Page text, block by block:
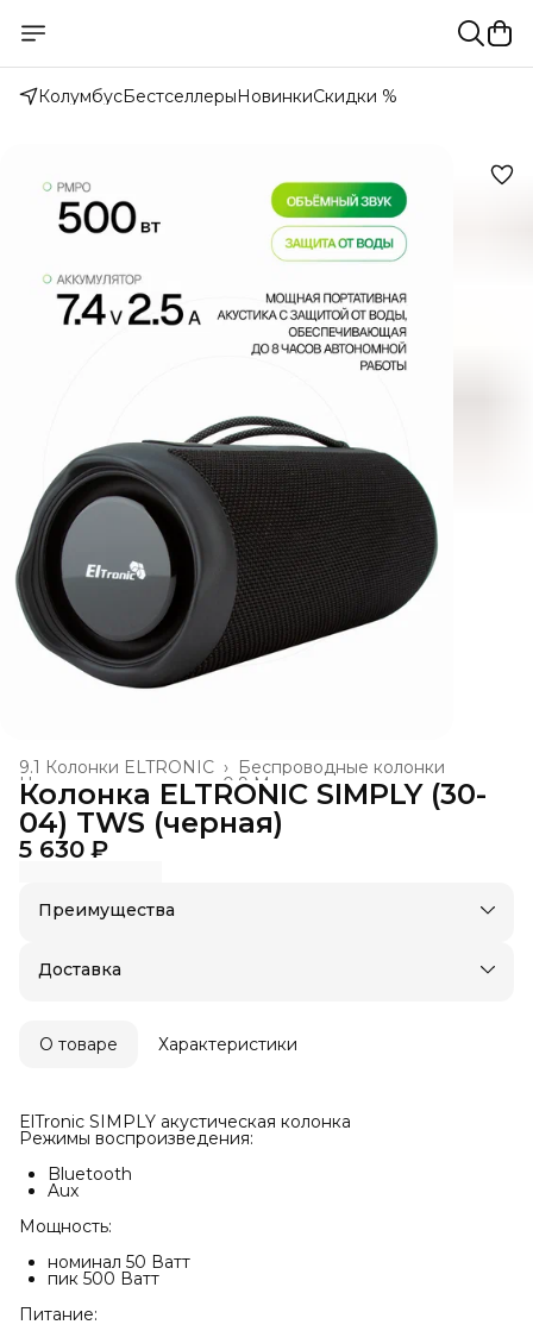
КолумбусБестселлерыНовинкиСкидки %
Беспроводные колонки
9.1 Колонки ELTRONIC ›
0.9 Музыкальные колонки ›
Новая номенклатура ›
Главная ›
Колонка ELTRONIC SIMPLY (30-
04) TWS (черная)
5 630 ₽
Преимущества
Оплата частями в Сплит
Удобный возврат
Доставка
О товаре Характеристики
ElTronic SIMPLY акустическая колонка
Режимы воспроизведения:
Bluetooth
Aux
Мощность:
номинал 50 Ватт
пик 500 Ватт
Питание: